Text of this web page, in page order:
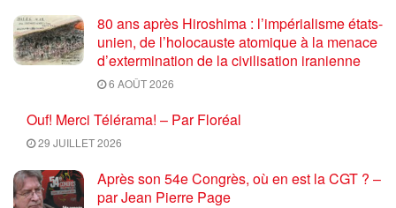
80 ans après Hiroshima : l’impérialisme états-
unien, de l’holocauste atomique à la menace
d’extermination de la civilisation iranienne
6 AOÛT 2026
Ouf! Merci Télérama! – Par Floréal
29 JUILLET 2026
Après son 54e Congrès, où en est la CGT ? –
par Jean Pierre Page